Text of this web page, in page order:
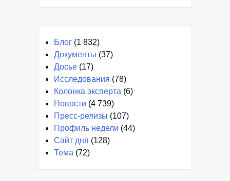
Блог (1 832)
Документы (37)
Досье (17)
Исследования (78)
Колонка эксперта (6)
Новости (4 739)
Пресс-релизы (107)
Профиль недели (44)
Сайт дня (128)
Тема (72)